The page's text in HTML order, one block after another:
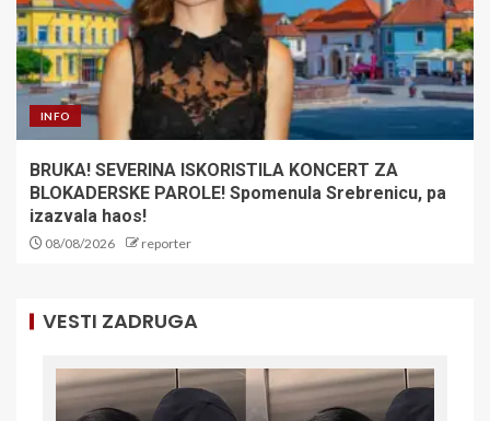
INFO
BRUKA! SEVERINA ISKORISTILA KONCERT ZA
BLOKADERSKE PAROLE! Spomenula Srebrenicu, pa
izazvala haos!
08/08/2026 reporter
VESTI ZADRUGA